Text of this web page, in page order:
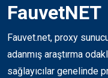
FauvetNET
Fauvet.net, proxy
adanmış araştırma
sağlayıcılar genelinde